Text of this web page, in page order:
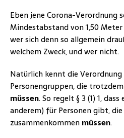
Eben jene Corona-Verordnung
Mindestabstand von 1,50
wer sich denn so allgemein
welchem Zweck, und wer nicht.
Natürlich kennt die
Personengruppen, die
müssen. So regelt § 3 (1) 1,
anderem) für Personen gibt,
zusammenkommen müssen.